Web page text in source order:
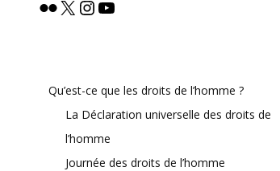
Flickr
X Instagram
YouTube
Qu’est-ce que les droits de l’homme ?
La Déclaration universelle des droits de
l’homme
Journée des droits de l’homme